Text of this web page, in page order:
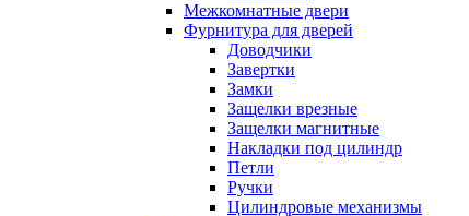
Межкомнатные двери
Фурнитура для дверей
Доводчики
Завертки
Замки
Защелки врезные
Защелки магнитные
Накладки под цилиндр
Петли
Ручки
Цилиндровые механизмы